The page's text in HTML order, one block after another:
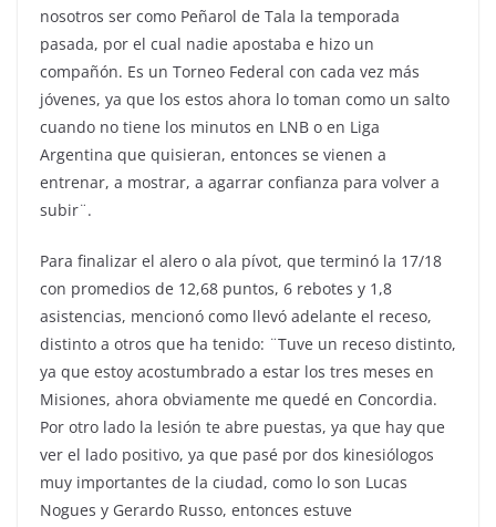
nosotros ser como Peñarol de Tala la temporada
pasada, por el cual nadie apostaba e hizo un
compañón. Es un Torneo Federal con cada vez más
jóvenes, ya que los estos ahora lo toman como un salto
cuando no tiene los minutos en LNB o en Liga
Argentina que quisieran, entonces se vienen a
entrenar, a mostrar, a agarrar confianza para volver a
subir¨.
Para finalizar el alero o ala pívot, que terminó la 17/18
con promedios de 12,68 puntos, 6 rebotes y 1,8
asistencias, mencionó como llevó adelante el receso,
distinto a otros que ha tenido: ¨Tuve un receso distinto,
ya que estoy acostumbrado a estar los tres meses en
Misiones, ahora obviamente me quedé en Concordia.
Por otro lado la lesión te abre puestas, ya que hay que
ver el lado positivo, ya que pasé por dos kinesiólogos
muy importantes de la ciudad, como lo son Lucas
Nogues y Gerardo Russo, entonces estuve